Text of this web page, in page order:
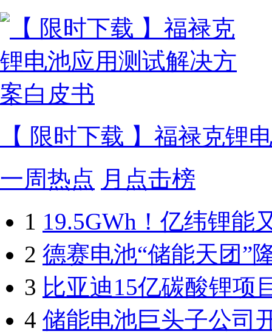
【 限时下载 】福禄克锂
一周热点 月点击榜
1 19.5GWh！亿纬锂能
2 德赛电池“储能天团”
3 比亚迪15亿碳酸锂项
4 储能电池巨头子公司